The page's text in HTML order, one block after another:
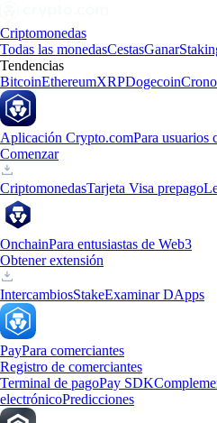
Criptomonedas
Todas las monedasCestasGanar
Tendencias
BitcoinEthereumXRPDogecoin
Aplicación Crypto.comPara usuarios
Comenzar
CriptomonedasTarjeta Visa prepago
OnchainPara entusiastas de Web3
Obtener extensión
IntercambiosStakeExaminar DApps
PayPara comerciantes
Registro de comerciantes
Terminal de pagoPay SDK
electrónicoPredicciones